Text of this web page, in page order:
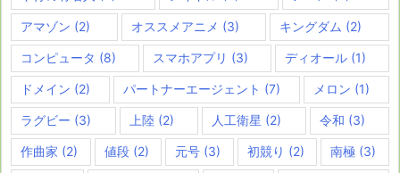
アマゾン (2) オススメアニメ (3) キングダム (2)
コンピュータ (8) スマホアプリ (3) ディオール (1)
ドメイン (2) パートナーエージェント (7) メロン (1)
ラグビー (3) 上陸(2) 人工衛星 (2) 令和 (3)
作曲家 (2) 値段(2) 元号 (3) 初競り (2) 南極 (3)